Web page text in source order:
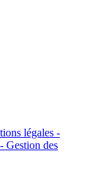
légales -
Gestion des